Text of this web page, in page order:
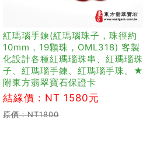
紅瑪瑙手鍊(紅瑪瑙珠子，珠徑約
10mm，19顆珠，OML318) 客製
化設計各種紅瑪瑙珠串、紅瑪瑙珠
子、紅瑪瑙手鍊、紅瑪瑙手珠。★
附東方翡翠寶石保證卡
結緣價：NT 1580元
原價：NT1800